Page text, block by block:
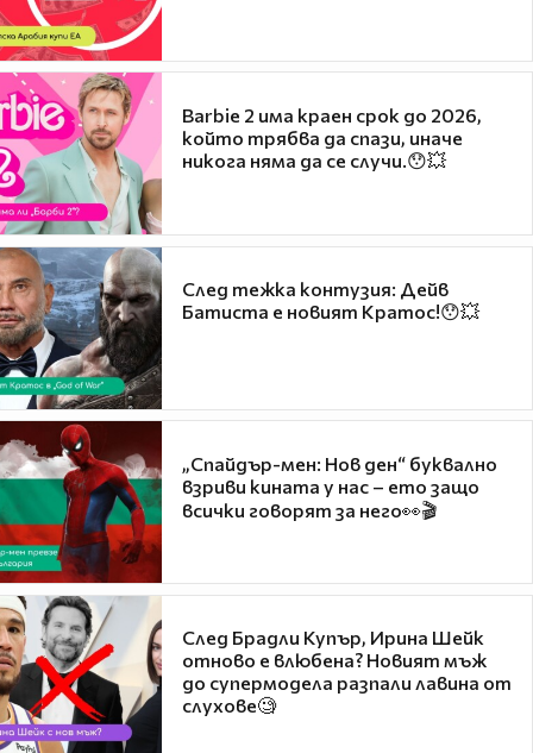
Barbie 2 има краен срок до 2026,
който трябва да спази, иначе
никога няма да се случи.😯💥
След тежка контузия: Дейв
Батиста е новият Кратос!😯💥
„Спайдър-мен: Нов ден“ буквално
взриви кината у нас – ето защо
всички говорят за него👀🎬
След Брадли Купър, Ирина Шейк
отново е влюбена? Новият мъж
до супермодела разпали лавина от
слухове🧐